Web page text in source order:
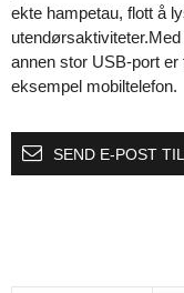
ekte hampetau, flott å
annen stor USB-port
eksempel mobiltelefon.
SEND E-POST